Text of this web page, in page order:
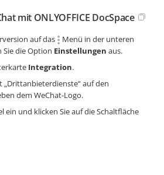
mit ONLYOFFICE DocSpace
auf das
Menü in der unteren
Sie die Option Einstellungen aus.
Integration.
„Drittanbieterdienste“ auf den
dem WeChat-Logo.
ein und klicken Sie auf die Schaltfläche